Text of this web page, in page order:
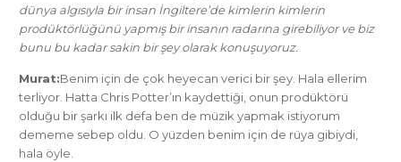
dünya algısıyla bir insan İngiltere’de kimlerin kimlerin
prodüktörlüğünü yapmış bir insanın radarına girebiliyor ve biz
bunu bu kadar sakin bir şey olarak konuşuyoruz.
Murat:Benim için de çok heyecan verici bir şey. Hala ellerim
terliyor. Hatta Chris Potter’ın kaydettiği, onun prodüktörü
olduğu bir şarkı ilk defa ben de müzik yapmak istiyorum
dememe sebep oldu. O yüzden benim için de rüya gibiydi,
hala öyle.